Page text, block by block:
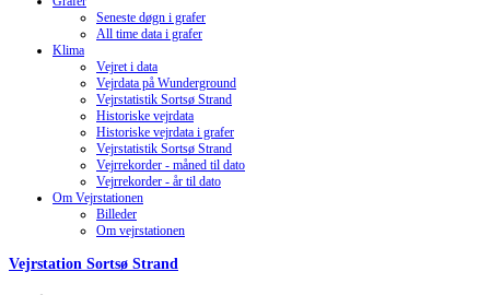
Seneste døgn i grafer
All time data i grafer
Klima
Vejret i data
Vejrdata på Wunderground
Vejrstatistik Sortsø Strand
Historiske vejrdata
Historiske vejrdata i grafer
Vejrstatistik Sortsø Strand
Vejrrekorder - måned til dato
Vejrrekorder - år til dato
Om Vejrstationen
Billeder
Om vejrstationen
Vejrstation Sortsø Strand